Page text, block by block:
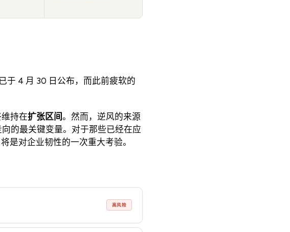
于 4 月 30 日公布，而此前疲软的
持在扩张区间。然而，逆风的来源
的最关键变量。对于那些已经在应
是对企业韧性的一次重大考验。
高风险